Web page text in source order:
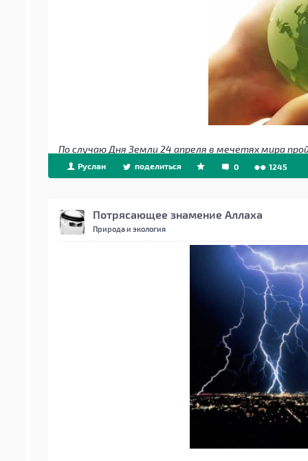
По случаю Дня Земли 24 апреля в мечетях мира
Руслан поделиться 0 1245
Потрясающее знамение Аллаха
Природа и экология